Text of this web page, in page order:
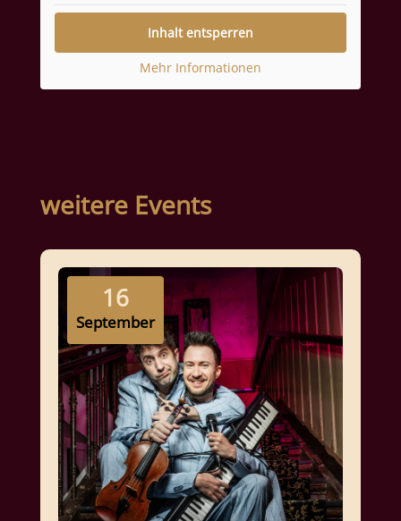
Inhalt entsperren
Mehr Informationen
weitere Events
16
September